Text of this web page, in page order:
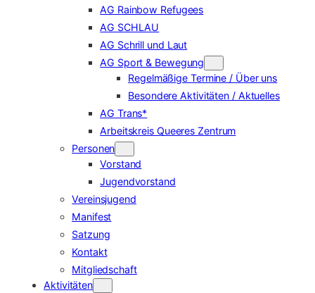
AG Rainbow Refugees
AG SCHLAU
AG Schrill und Laut
AG Sport & Bewegung
Regelmäßige Termine / Über uns
Besondere Aktivitäten / Aktuelles
AG Trans*
Arbeitskreis Queeres Zentrum
Personen
Vorstand
Jugendvorstand
Vereinsjugend
Manifest
Satzung
Kontakt
Mitgliedschaft
Aktivitäten